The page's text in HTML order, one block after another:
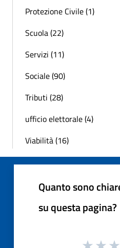
Protezione Civile (1)
Scuola (22)
Servizi (11)
Sociale (90)
Tributi (28)
ufficio elettorale (4)
Viabilità (16)
Quanto sono
su questa pagina?